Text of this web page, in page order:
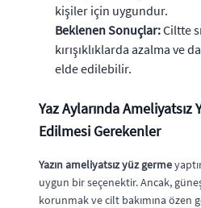
kişiler için uygundur.
Beklenen Sonuçlar:Ciltte
kırışıklıklarda azalma ve
elde edilebilir.
Yaz Aylarında Ameliyatsız
Edilmesi Gerekenler
Yazın ameliyatsız yüz germe
uygun bir seçenektir. Ancak,
korunmak ve cilt bakımına özen